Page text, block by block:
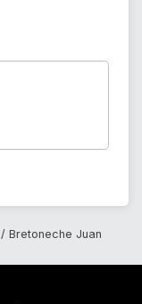
Bretoneche Juan